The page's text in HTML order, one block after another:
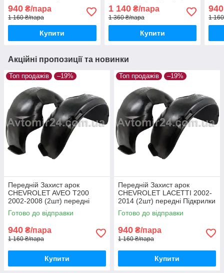
задніх
940 ₴/пара
1 160 ₴/пара
Купити
т300 пара передніх
1 140₴/пара
1 360 ₴/пара
Купити
940
1
Акційні пропозиції та новинки
Топ продажів –19%
Передній Захист арок
CHEVROLET AVEO Т200
2002-2008 (2шт) передні
Підкрилки Шевроле Авео
т200 пара передніх
Готово до відправки
940 ₴/пара
1 160 ₴/пара
Купити
Топ продажів –19%
Передній Захист арок
CHEVROLET LACETTI 2002-
2014 (2шт) передні Підкрилки
Шевроле Лачетті пара
передніх
Готово до відправки
940 ₴/пара
1 160 ₴/пара
Купити